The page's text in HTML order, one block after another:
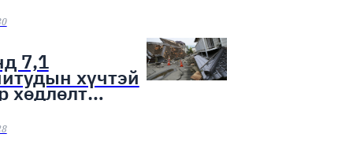
7,1
хүчтэй
хөдлөлт